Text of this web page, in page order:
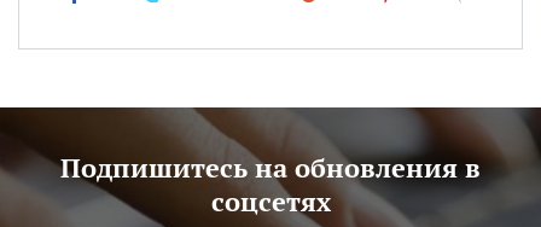
Подпишитесь на обновления в
соцсетях